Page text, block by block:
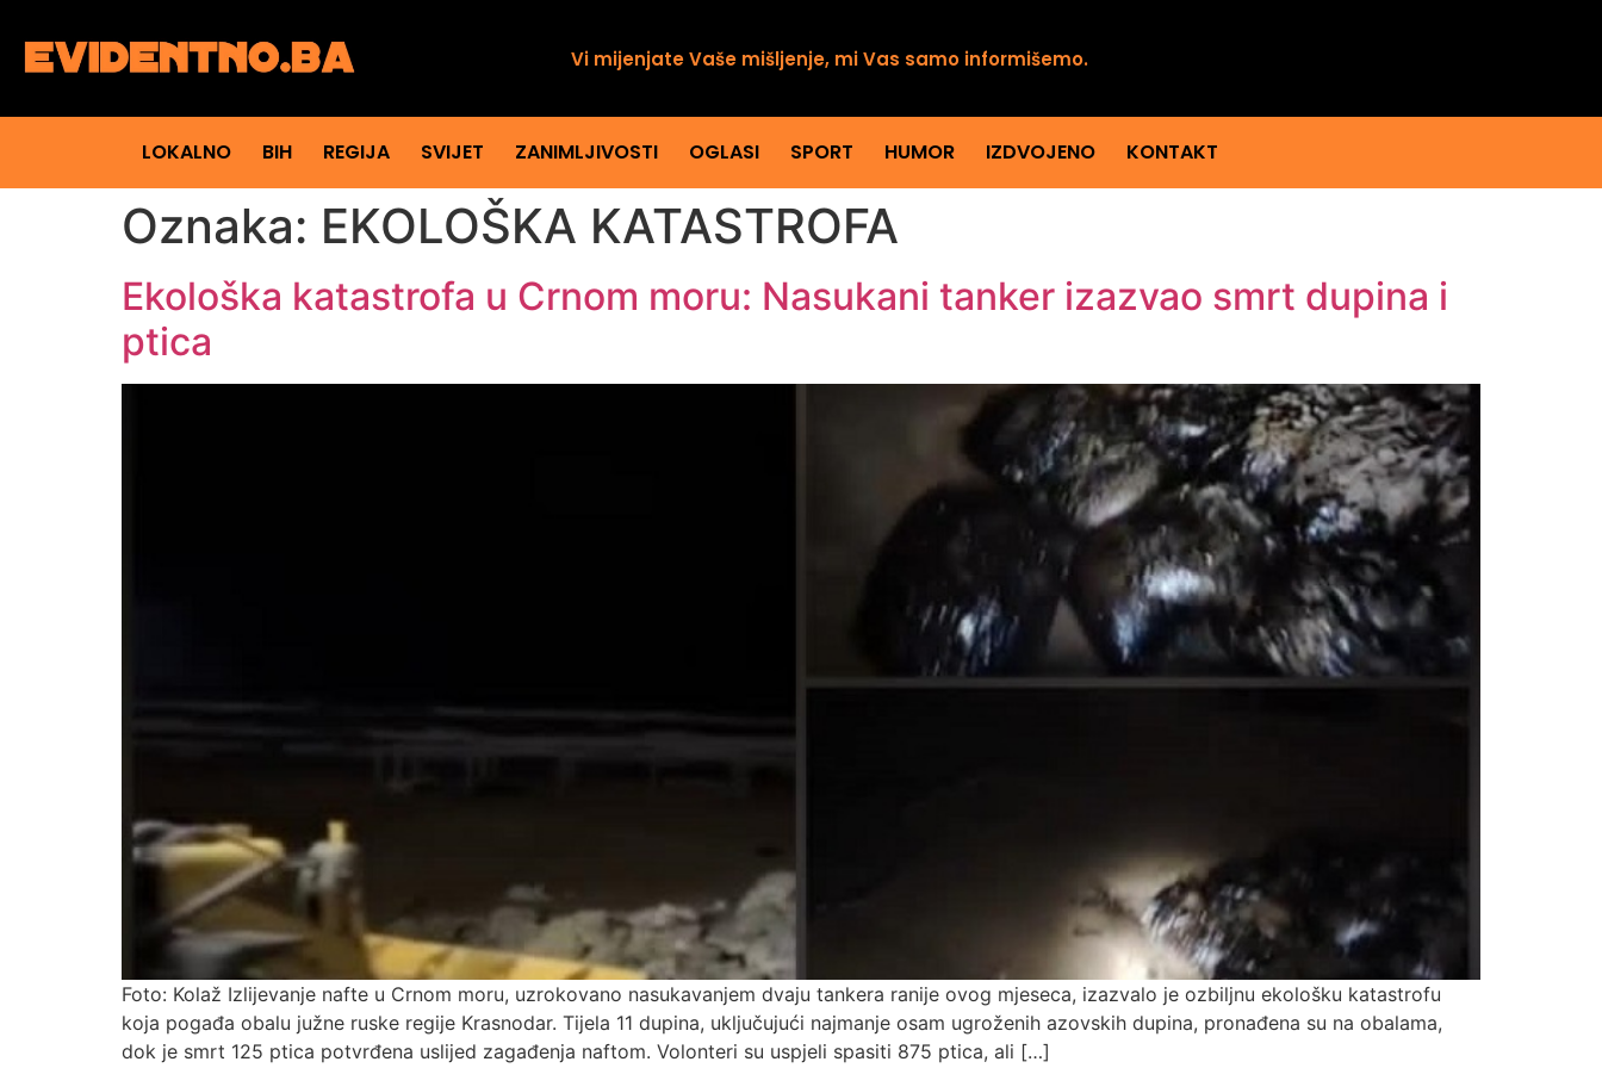
Vi mijenjate Vaše mišljenje, mi Vas samo informišemo.
LOKALNO BIH REGIJA SVIJET ZANIMLJIVOSTI OGLASI SPORT HUMOR IZDVOJENO KONTAKT
Oznaka: EKOLOŠKA KATASTROFA
Ekološka katastrofa u Crnom moru: Nasukani tanker izazvao smrt dupina i
ptica
Foto: Kolaž Izlijevanje nafte u Crnom moru, uzrokovano nasukavanjem dvaju tankera ranije ovog mjeseca, izazvalo je ozbiljnu ekološku katastrofu
koja pogađa obalu južne ruske regije Krasnodar. Tijela 11 dupina, uključujući najmanje osam ugroženih azovskih dupina, pronađena su na obalama,
dok je smrt 125 ptica potvrđena uslijed zagađenja naftom. Volonteri su uspjeli spasiti 875 ptica, ali […]